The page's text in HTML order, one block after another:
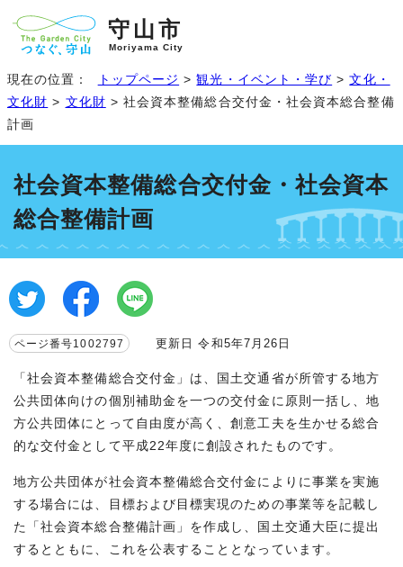
守山市
Moriyama City
現在の位置： トップページ >観光・イベント・学び >文化・
文化財 > 文化財 > 社会資本整備総合交付金・社会資本総合整備
計画
社会資本整備総合交付金・社会資本
総合整備計画
ページ番号1002797 更新日 令和5年7月26日
「社会資本整備総合交付金」は、国土交通省が所管する地方
公共団体向けの個別補助金を一つの交付金に原則一括し、地
方公共団体にとって自由度が高く、創意工夫を生かせる総合
的な交付金として平成22年度に創設されたものです。
地方公共団体が社会資本整備総合交付金によりに事業を実施
する場合には、目標および目標実現のための事業等を記載し
た「社会資本総合整備計画」を作成し、国土交通大臣に提出
するとともに、これを公表することとなっています。